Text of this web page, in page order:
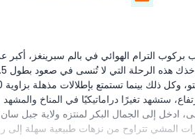
بركوب الترام الهوائي في بالم سبرينغز،
قدم في الارتفاع، ستشهد تغيرًا دراماتيكيًا في
ادخل إلى الجمال البكر لمنتزه ولاية جبل
50 ميلاً من مسارات المشي تتراوح من نزهات طبيعية